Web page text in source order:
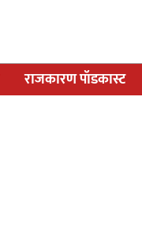
राजकारण पॉडकास्ट